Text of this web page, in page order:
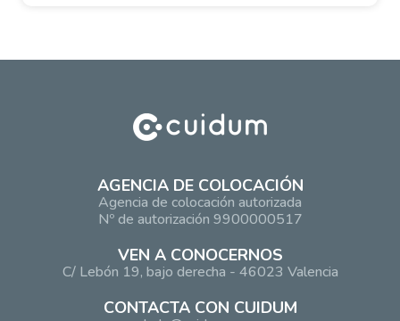
AGENCIA DE COLOCACIÓN
Agencia de colocación autorizada
Nº de autorización 9900000517
VEN A CONOCERNOS
C/ Lebón 19, bajo derecha - 46023 Valencia
CONTACTA CON CUIDUM